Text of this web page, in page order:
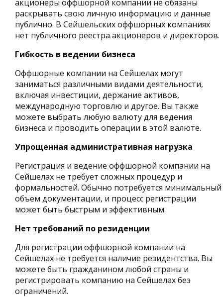
акционеры оффшорной компании не обязаны
раскрывать свою личную информацию и данные
публично. В Сейшельских оффшорных компаниях
нет публичного реестра акционеров и директоров.
Гибкость в ведении бизнеса
Оффшорные компании на Сейшелах могут
заниматься различными видами деятельности,
включая инвестиции, держание активов,
международную торговлю и другое. Вы также
можете выбрать любую валюту для ведения
бизнеса и проводить операции в этой валюте.
Упрощенная административная нагрузка
Регистрация и ведение оффшорной компании на
Сейшелах не требует сложных процедур и
формальностей. Обычно потребуется минимальный
объем документации, и процесс регистрации
может быть быстрым и эффективным.
Нет требований по резиденции
Для регистрации оффшорной компании на
Сейшелах не требуется наличие резидентства. Вы
можете быть гражданином любой страны и
регистрировать компанию на Сейшелах без
ограничений.